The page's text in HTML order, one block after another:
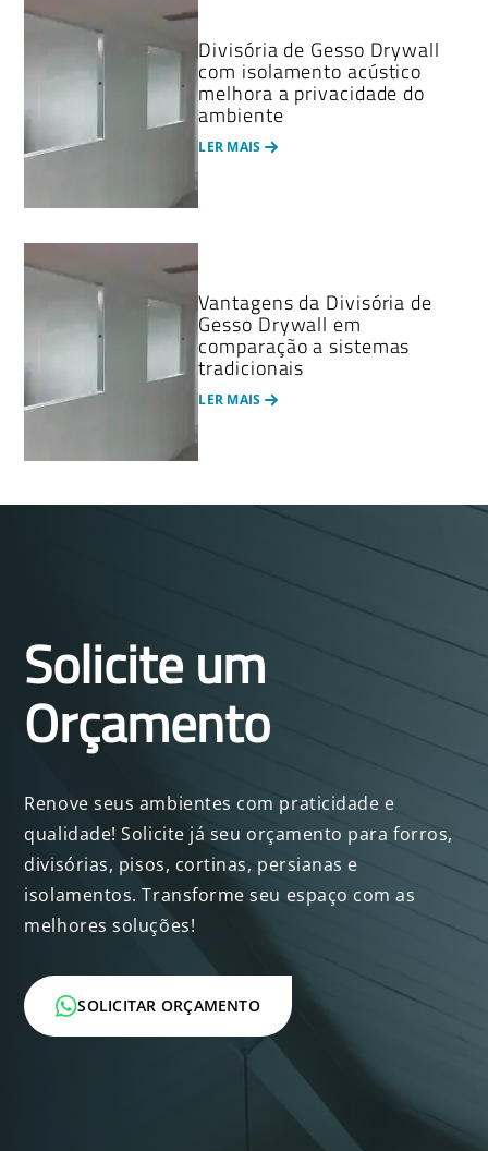
Divisória de Gesso Drywall
com isolamento acústico
melhora a privacidade do
ambiente
LER MAIS
Vantagens da Divisória de
Gesso Drywall em
comparação a sistemas
tradicionais
LER MAIS
Solicite um
Orçamento
Renove seus ambientes com praticidade e
qualidade! Solicite já seu orçamento para forros,
divisórias, pisos, cortinas, persianas e
isolamentos. Transforme seu espaço com as
melhores soluções!
SOLICITAR ORÇAMENTO